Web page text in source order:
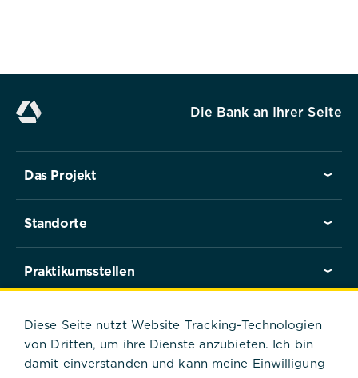
Die Bank an Ihrer Seite
Das Projekt
Standorte
Praktikumsstellen
Praktikant*innen berichten
Diese Seite nutzt Website Tracking-Technologien
von Dritten, um ihre Dienste anzubieten. Ich bin
damit einverstanden und kann meine Einwilligung